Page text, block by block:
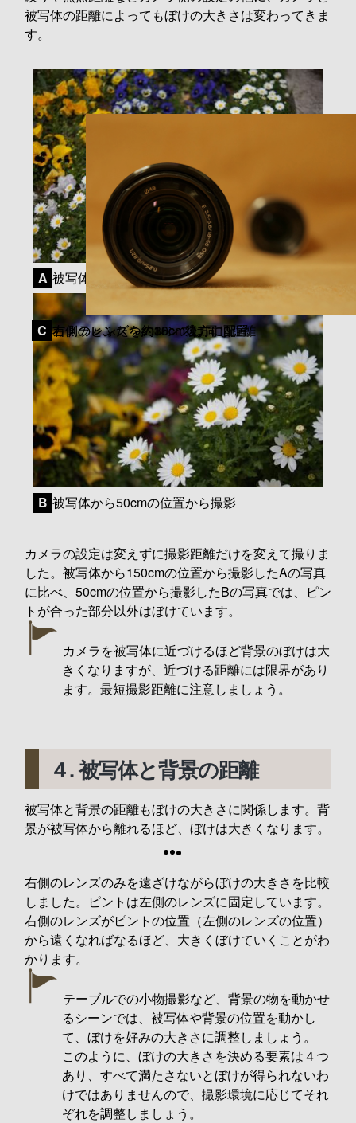
被写体の距離によってもぼけの大きさは変わってきま
す。
A 被写体から150cmの位置から撮影
B 被写体から50cmの位置から撮影
カメラの設定は変えずに撮影距離だけを変えて撮りま
した。被写体から150cmの位置から撮影したAの写真
に比べ、50cmの位置から撮影したBの写真では、ピン
トが合った部分以外はぼけています。
カメラを被写体に近づけるほど背景のぼけは大
きくなりますが、近づける距離には限界があり
ます。最短撮影距離に注意しましょう。
４. 被写体と背景の距離
被写体と背景の距離もぼけの大きさに関係します。背
景が被写体から離れるほど、ぼけは大きくなります。
拡
大
す
る
A カメラとふたつのレンズは同じ距離
拡
大
す
る
B 右側のレンズを約15cm後方に配置
拡
大
す
る
C 右側のレンズを約30cm遠方に配置
右側のレンズのみを遠ざけながらぼけの大きさを比較
しました。ピントは左側のレンズに固定しています。
右側のレンズがピントの位置（左側のレンズの位置）
から遠くなればなるほど、大きくぼけていくことがわ
かります。
テーブルでの小物撮影など、背景の物を動かせ
るシーンでは、被写体や背景の位置を動かし
て、ぼけを好みの大きさに調整しましょう。
このように、ぼけの大きさを決める要素は４つ
あり、すべて満たさないとぼけが得られないわ
けではありませんので、撮影環境に応じてそれ
ぞれを調整しましょう。